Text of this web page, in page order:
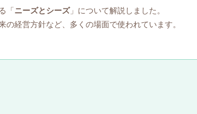
「 ニーズとシーズ」について解説しました。
経営方針など、多くの場面で使われています。